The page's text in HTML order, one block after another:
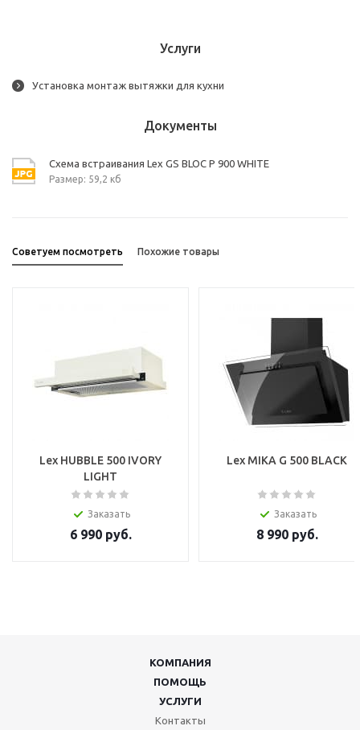
Услуги
Установка монтаж вытяжки для кухни
Документы
Схема встраивания Lex GS BLOC P 900 WHITE
Размер: 59,2 кб
Советуем посмотреть Похожие товары
Lex HUBBLE 500 IVORY
LIGHT
Заказать
6 990руб.
Lex MIKA G 500 BLACK
Заказать
8 990руб.
КОМПАНИЯ
ПОМОЩЬ
УСЛУГИ
Контакты